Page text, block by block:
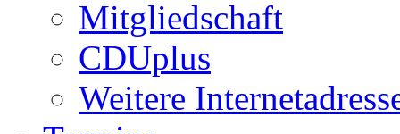
Mitgliedschaft
CDUplus
Weitere